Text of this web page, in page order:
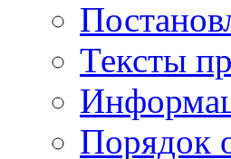
Тексты
Порядок